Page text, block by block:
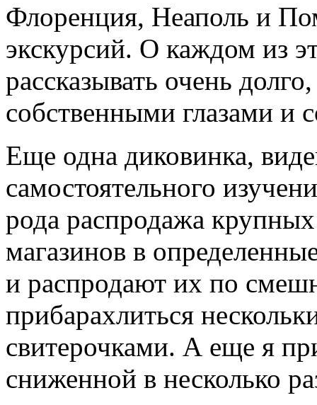
Флоренция, Неаполь и
экскурсий. О каждом из
рассказывать очень
собственными глазами и
Еще одна диковинка,
самостоятельного
рода распродажа
магазинов в
и распродают их по
прибарахлиться
свитерочками. А еще я
сниженной в несколько